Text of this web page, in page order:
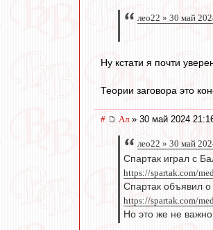
лео22 » 30 май
Ну кстати я почти
Теории заговора это
# Ал» 30 май 2024
лео22 » 30 май
Спартак играл с
https://spartak.com/
Спартак объявил
https://spartak.com/
Но это же не